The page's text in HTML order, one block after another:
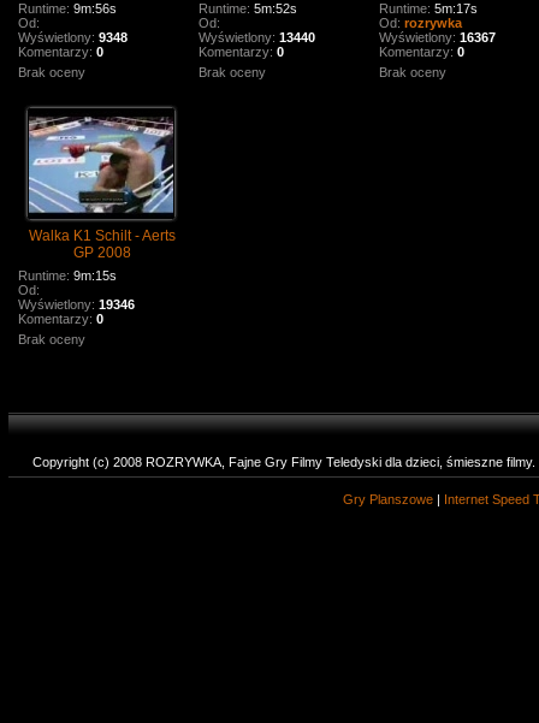
Runtime: 9m:56s
Od:
Wyświetlony: 9348
Komentarzy: 0
Brak oceny
Runtime: 5m:52s
Od:
Wyświetlony: 13440
Komentarzy: 0
Brak oceny
Runtime: 5m:17s
Od: rozrywka
Wyświetlony: 16367
Komentarzy: 0
Brak oceny
Walka K1 Schilt - Aerts
GP 2008
Runtime: 9m:15s
Od:
Wyświetlony: 19346
Komentarzy: 0
Brak oceny
Copyright (c) 2008 ROZRYWKA, Fajne Gry Filmy Teledyski dla dzieci, śmieszne
Gry Planszowe | Internet Speed